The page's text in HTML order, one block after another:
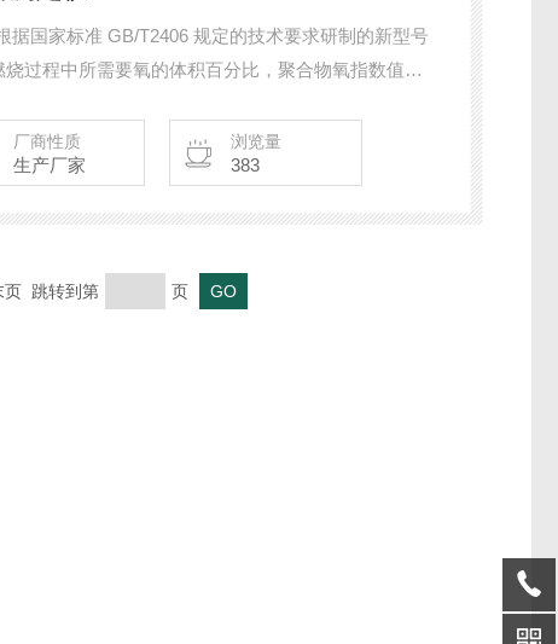
据国家标准 GB/T2406 规定的技术要求研制的新型号
过程中所需要氧的体积百分比，聚合物氧指数值是
（亦称氧指数）。
厂商性质
生产厂家
浏览量
383
跳转到第 页